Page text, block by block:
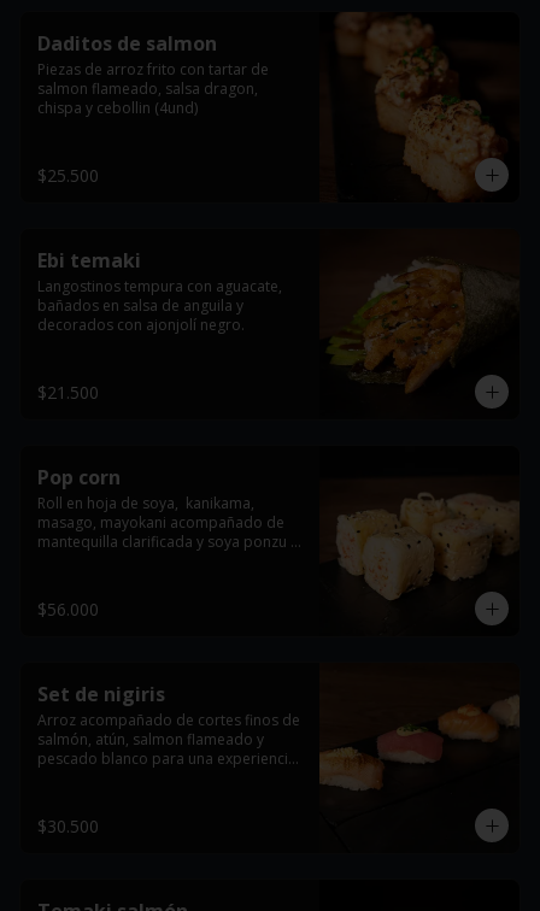
Daditos de salmon
Piezas de arroz frito con tartar de
salmon flameado, salsa dragon,
chispa y cebollin (4und)
$25.500
Ebi temaki
Langostinos tempura con aguacate,
bañados en salsa de anguila y
decorados con ajonjolí negro.
$21.500
Pop corn
Roll en hoja de soya,  kanikama,
masago, mayokani acompañado de
mantequilla clarificada y soya ponzu (6
$56.000
Set de nigiris
Arroz acompañado de cortes finos de
salmón, atún, salmon flameado y
pescado blanco para una experiencia
$30.500